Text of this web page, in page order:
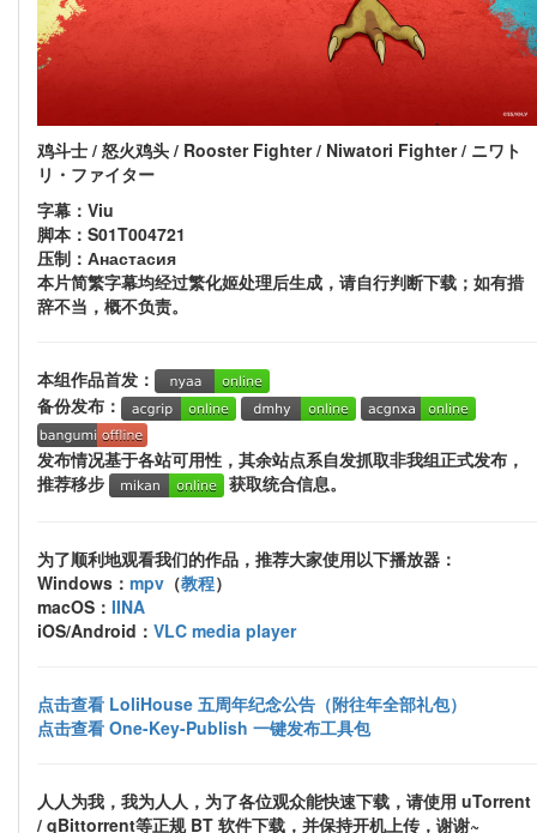
鸡斗士 / 怒火鸡头 / Rooster Fighter / Niwatori Fighter / ニワト
リ・ファイター
字幕：Viu
脚本：S01T004721
压制：Анастасия
本片简繁字幕均经过繁化姬处理后生成，请自行判断下载；如有措
辞不当，概不负责。
本组作品首发：
备份发布：
发布情况基于各站可用性，其余站点系自发抓取非我组正式发布，
推荐移步
获取统合信息。
为了顺利地观看我们的作品，推荐大家使用以下播放器：
Windows： mpv （教程）
macOS： IINA
iOS/Android： VLC media player
点击查看 LoliHouse 五周年纪念公告（附往年全部礼包）
点击查看 One-Key-Publish 一键发布工具包
人人为我，我为人人，为了各位观众能快速下载，请使用 uTorrent
/ qBittorrent等正规 BT 软件下载，并保持开机上传，谢谢~